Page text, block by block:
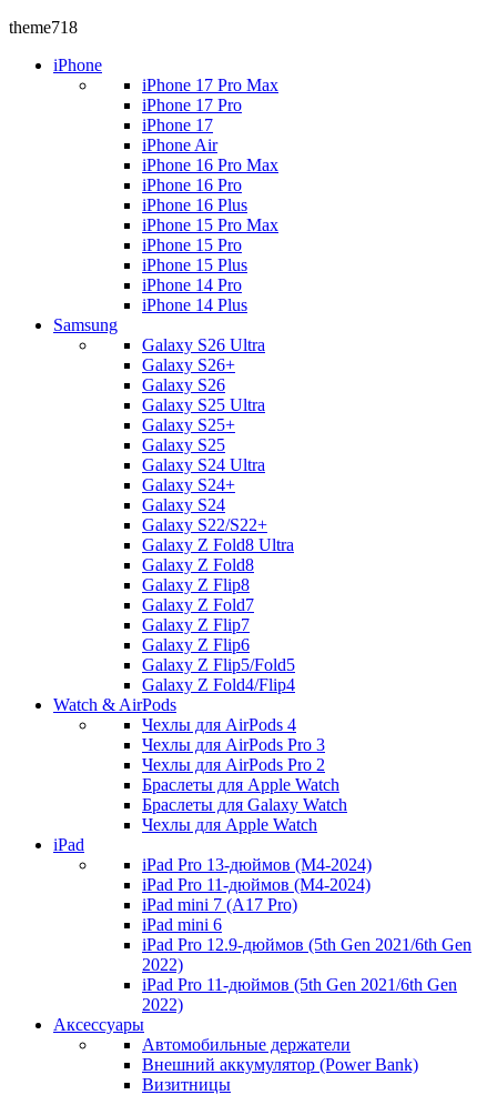
theme718
iPhone
iPhone 17 Pro Max
iPhone 17 Pro
iPhone 17
iPhone Air
iPhone 16 Pro Max
iPhone 16 Pro
iPhone 16 Plus
iPhone 15 Pro Max
iPhone 15 Pro
iPhone 15 Plus
iPhone 14 Pro
iPhone 14 Plus
Samsung
Galaxy S26 Ultra
Galaxy S26+
Galaxy S26
Galaxy S25 Ultra
Galaxy S25+
Galaxy S25
Galaxy S24 Ultra
Galaxy S24+
Galaxy S24
Galaxy S22/S22+
Galaxy Z Fold8 Ultra
Galaxy Z Fold8
Galaxy Z Flip8
Galaxy Z Fold7
Galaxy Z Flip7
Galaxy Z Flip6
Galaxy Z Flip5/Fold5
Galaxy Z Fold4/Flip4
Watch & AirPods
Чехлы для AirPods 4
Чехлы для AirPods Pro 3
Чехлы для AirPods Pro 2
Браслеты для Apple Watch
Браслеты для Galaxy Watch
Чехлы для Apple Watch
iPad
iPad Pro 13-дюймов (M4-2024)
iPad Pro 11-дюймов (M4-2024)
iPad mini 7 (A17 Pro)
iPad mini 6
iPad Pro 12.9-дюймов (5th Gen 2021/6th Gen
2022)
iPad Pro 11-дюймов (5th Gen 2021/6th Gen
2022)
Аксессуары
Автомобильные держатели
Внешний аккумулятор (Power Bank)
Визитницы